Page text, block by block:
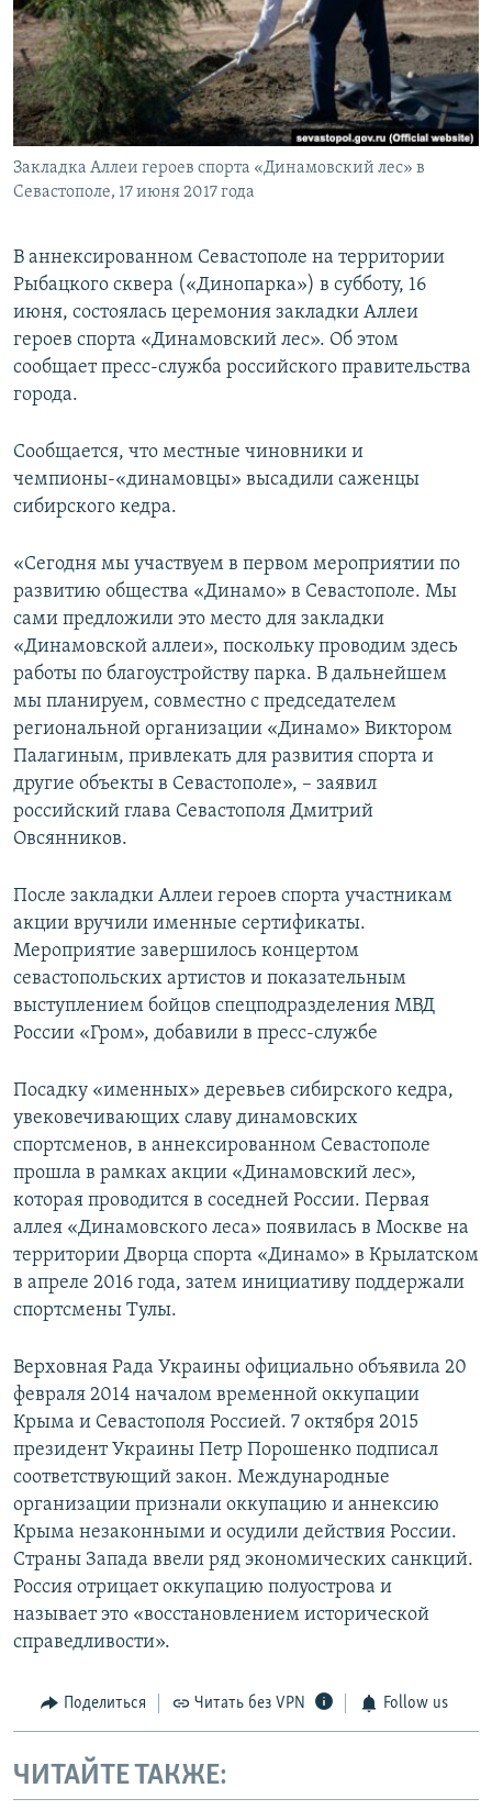
ПОБЕДИТЕЛЕЙ НЕ СУДЯТ?
КРЫМ.НЕПОКОРЕННЫЙ
ELIFBE
УКРАИНСКАЯ ПРОБЛЕМА КРЫМА
ПРИСОЕДИНЯЙТЕСЬ!
Все сайты RFE/RL
Закладка Аллеи героев спорта «Динамовский лес» в
Севастополе, 17 июня 2017 года
В аннексированном Севастополе на территории
Рыбацкого сквера («Динопарка») в субботу, 16
июня, состоялась церемония закладки Аллеи
героев спорта «Динамовский лес». Об этом
сообщает пресс-служба российского правительства
города.
Сообщается, что местные чиновники и
чемпионы-«динамовцы» высадили саженцы
сибирского кедра.
«Сегодня мы участвуем в первом мероприятии по
развитию общества «Динамо» в Севастополе. Мы
сами предложили это место для закладки
«Динамовской аллеи», поскольку проводим здесь
работы по благоустройству парка. В дальнейшем
мы планируем, совместно с председателем
региональной организации «Динамо» Виктором
Палагиным, привлекать для развития спорта и
другие объекты в Севастополе», – заявил
российский глава Севастополя Дмитрий
Овсянников.
После закладки Аллеи героев спорта участникам
акции вручили именные сертификаты.
Мероприятие завершилось концертом
севастопольских артистов и показательным
выступлением бойцов спецподразделения МВД
России «Гром», добавили в пресс-службе
Посадку «именных» деревьев сибирского кедра,
увековечивающих славу динамовских
спортсменов, в аннексированном Севастополе
прошла в рамках акции «Динамовский лес»,
которая проводится в соседней России. Первая
аллея «Динамовского леса» появилась в Москве на
территории Дворца спорта «Динамо» в Крылатском
в апреле 2016 года, затем инициативу поддержали
спортсмены Тулы.
Верховная Рада Украины официально объявила 20
февраля 2014 началом временной оккупации
Крыма и Севастополя Россией. 7 октября 2015
президент Украины Петр Порошенко подписал
соответствующий закон. Международные
организации признали оккупацию и аннексию
Крыма незаконными и осудили действия России.
Страны Запада ввели ряд экономических санкций.
Россия отрицает оккупацию полуострова и
называет это «восстановлением исторической
справедливости».
Поделиться Читать без VPN Follow us
ЧИТАЙТЕ ТАКЖЕ: